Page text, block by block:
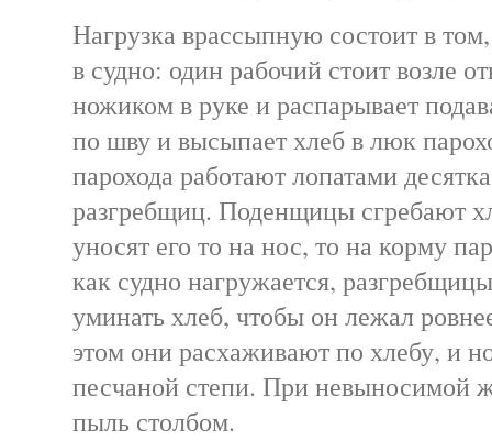
Нагрузка врассыпную состоит в
в судно: один рабочий стоит возле
ножиком в руке и распарывает
по шву и высыпает хлеб в люк
парохода работают лопатами
разгребщиц. Поденщицы сгребают
уносят его то на нос, то на корму
как судно нагружается,
уминать хлеб, чтобы он лежал
этом они расхаживают по хлебу, и
песчаной степи. При невыносимой
пыль столбом.